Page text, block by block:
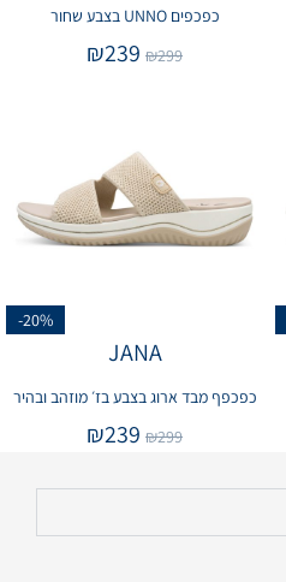
כפכפים UNNO בצבע שחור
₪299
₪239
-20%
JANA
כפכפף מבד ארוג בצבע בז׳ מוזהב ובהיר
₪299
₪239